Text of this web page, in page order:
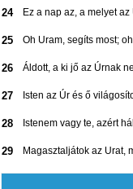
24 Ez a nap az, a melyet
25 Oh Uram, segíts most;
26 Áldott, a ki jő az Úrnak
27 Isten az Úr és ő
28 Istenem vagy te, azért
29 Magasztaljátok az Urat,